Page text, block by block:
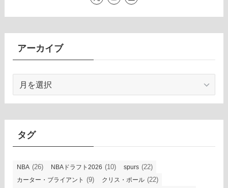
アーカイブ
カ
イ
タグ
NBA (26) NBAドラフト2026 (10) spurs (22)
カーター・ブライアント (9) クリス・ポール (22)